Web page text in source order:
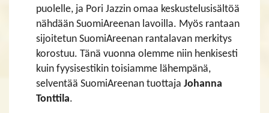
puolelle, ja Pori Jazzin omaa keskustelusisältöä
nähdään SuomiAreenan lavoilla. Myös rantaan
sijoitetun SuomiAreenan rantalavan merkitys
korostuu. Tänä vuonna olemme niin henkisesti
kuin fyysisestikin toisiamme lähempänä,
selventää SuomiAreenan tuottaja Johanna
Tonttila.